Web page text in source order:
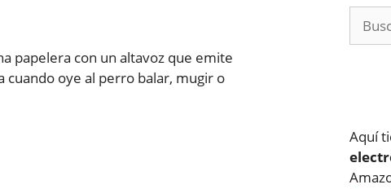
papelera con un altavoz que emite
cuando oye al perro balar, mugir o
Aquí